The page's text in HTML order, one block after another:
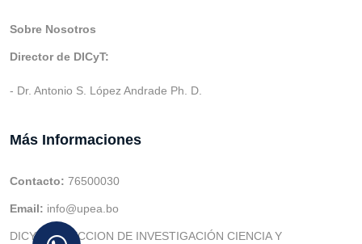
Sobre Nosotros
Director de DICyT:
- Dr. Antonio S. López Andrade Ph. D.
Más Informaciones
Contacto: 76500030
Email: info@upea.bo
DICYT (DIRECCION DE INVESTIGACIÓN CIENCIA Y